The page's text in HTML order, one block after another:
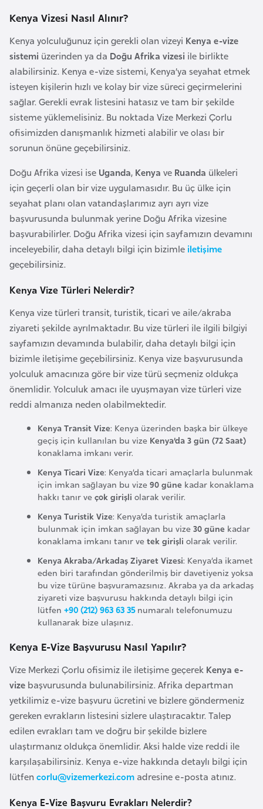
Kenya Vizesi Nasıl Alınır?
Kenya yolculuğunuz için gerekli olan vizeyi Kenya e-vize
sistemi üzerinden ya da Doğu Afrika vizesi ile birlikte
alabilirsiniz. Kenya e-vize sistemi, Kenya’ya seyahat etmek
isteyen kişilerin hızlı ve kolay bir vize süreci geçirmelerini
sağlar. Gerekli evrak listesini hatasız ve tam bir şekilde
sisteme yüklemelisiniz. Bu noktada Vize Merkezi Çorlu
ofisimizden danışmanlık hizmeti alabilir ve olası bir
sorunun önüne geçebilirsiniz.
Doğu Afrika vizesi ise Uganda, Kenya ve Ruanda ülkeleri
için geçerli olan bir vize uygulamasıdır. Bu üç ülke için
seyahat planı olan vatandaşlarımız ayrı ayrı vize
başvurusunda bulunmak yerine Doğu Afrika vizesine
başvurabilirler. Doğu Afrika vizesi için sayfamızın devamını
inceleyebilir, daha detaylı bilgi için bizimle iletişime
geçebilirsiniz.
Kenya Vize Türleri Nelerdir?
Kenya vize türleri transit, turistik, ticari ve aile/akraba
ziyareti şekilde ayrılmaktadır. Bu vize türleri ile ilgili bilgiyi
sayfamızın devamında bulabilir, daha detaylı bilgi için
bizimle iletişime geçebilirsiniz. Kenya vize başvurusunda
yolculuk amacınıza göre bir vize türü seçmeniz oldukça
önemlidir. Yolculuk amacı ile uyuşmayan vize türleri vize
reddi almanıza neden olabilmektedir.
Kenya Transit Vize: Kenya üzerinden başka bir ülkeye
geçiş için kullanılan bu vize Kenya’da 3 gün (72 Saat)
konaklama imkanı verir.
Kenya Ticari Vize: Kenya’da ticari amaçlarla bulunmak
için imkan sağlayan bu vize90 güne kadar konaklama
hakkı tanır veçok girişli olarak verilir.
Kenya Turistik Vize: Kenya’da turistik amaçlarla
bulunmak için imkan sağlayan bu vize30 güne kadar
konaklama imkanı tanır vetek girişli olarak verilir.
Kenya Akraba/Arkadaş Ziyaret Vizesi: Kenya’da ikamet
eden biri tarafından gönderilmiş bir davetiyeniz yoksa
bu vize türüne başvuramazsınız. Akraba ya da arkadaş
ziyareti vize başvurusu hakkında detaylı bilgi için
lütfen +90 (212) 963 63 35numaralı telefonumuzu
kullanarak bize ulaşınız.
Kenya E-Vize Başvurusu Nasıl Yapılır?
Vize Merkezi Çorlu ofisimiz ile iletişime geçerek Kenya e-
vize başvurusunda bulunabilirsiniz. Afrika departman
yetkilimiz e-vize başvuru ücretini ve bizlere göndermeniz
gereken evrakların listesini sizlere ulaştıracaktır. Talep
edilen evrakları tam ve doğru bir şekilde bizlere
ulaştırmanız oldukça önemlidir. Aksi halde vize reddi ile
karşılaşabilirsiniz. Kenya e-vize hakkında detaylı bilgi için
lütfencorlu@vizemerkezi.com adresine e-posta atınız.
Kenya E-Vize Başvuru Evrakları Nelerdir?
l
r
u
s
B
e
l
i
k
a
B
e
n
i
B
o
s
n
a
H
t
n
B
u
r
k
i
a